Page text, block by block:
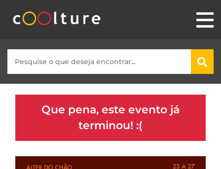
Que pena, este evento já
terminou! :(